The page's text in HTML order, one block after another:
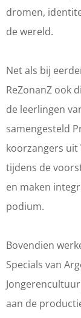
i
o
u
c
a
n
-
d
u
s
i
c
e
y
o
u
c
a
n
-
m
u
s
i
e
y
o
u
c
a
n
-
u
s
i
dromen,
de wereld.
Net als bij
ReZonanZ ook
de leerlingen
samengesteld
koorzangers uit
tijdens de
en maken
podium.
Bovendien
Specials van
aan de